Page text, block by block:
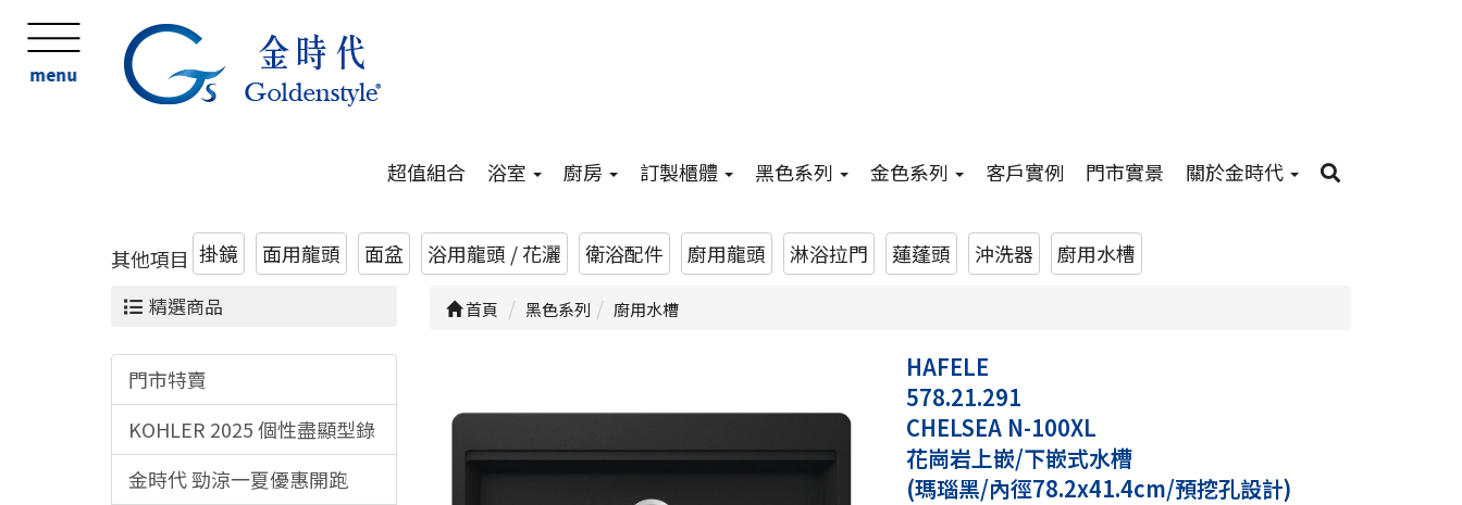
menu
超值組合 浴室 廚房 訂製櫃體 黑色系列 金色系列 客戶實例 門市實景 關於金時代
其他項目 掛鏡 面用龍頭 面盆 浴用龍頭 / 花灑 衛浴配件 廚用龍頭 淋浴拉門 蓮蓬頭 沖洗器 廚用水槽
精選商品
門市特賣
KOHLER 2025 個性盡顯型錄
金時代 勁涼一夏優惠開跑
首頁 黑色系列 廚用水槽
HAFELE
578.21.291
CHELSEA N-100XL
花崗岩上嵌/下嵌式水槽
(瑪瑙黑/內徑78.2x41.4cm/預挖孔設計)